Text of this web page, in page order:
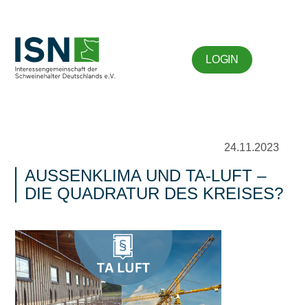
LOGIN
24.11.2023
AUSSENKLIMA UND TA-LUFT – D
IE QUADRATUR DES KREISES?